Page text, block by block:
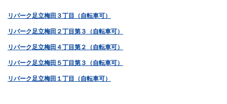
リパーク足立梅田３丁目（自転車可）
リパーク足立梅田２丁目第３（自転車可）
リパーク足立梅田４丁目第２（自転車可）
リパーク足立梅田５丁目第３（自転車可）
リパーク足立梅田１丁目（自転車可）